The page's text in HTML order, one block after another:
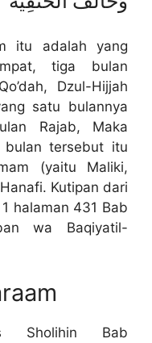
itu adalah yang
tiga bulan
Dzul-Hijjah
satu bulannya
Rajab, Maka
bulan tersebut itu
(yaitu Maliki,
Kutipan dari
halaman 431 Bab
wa Baqiyatil-
Sholihin Bab